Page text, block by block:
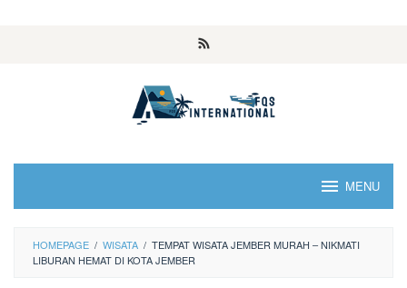
MENU
HOMEPAGE / WISATA / TEMPAT WISATA JEMBER MURAH – NIKMATI
LIBURAN HEMAT DI KOTA JEMBER